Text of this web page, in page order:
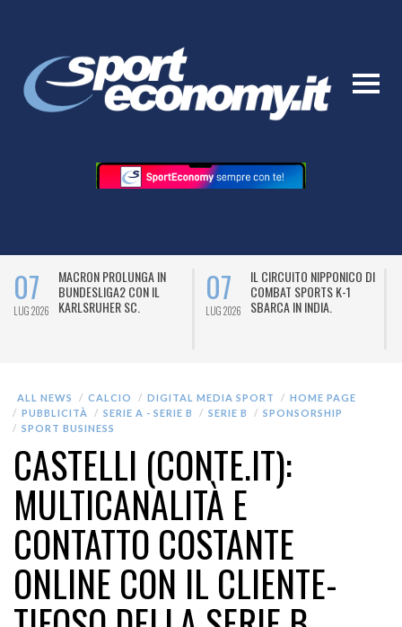
07
LUG 2026
MACRON PROLUNGA IN
BUNDESLIGA2 CON IL
KARLSRUHER SC.
07
LUG 2026
IL CIRCUITO NIPPONICO DI
COMBAT SPORTS K-1
SBARCA IN INDIA.
ALL NEWS CALCIO DIGITAL MEDIA SPORT
HOME PAGE
PUBBLICITÀ
SERIE A - SERIE B SERIE B
SPONSORSHIP
SPORT BUSINESS
CASTELLI (CONTE.IT):
MULTICANALITÀ E
CONTATTO COSTANTE
ONLINE CON IL CLIENTE-